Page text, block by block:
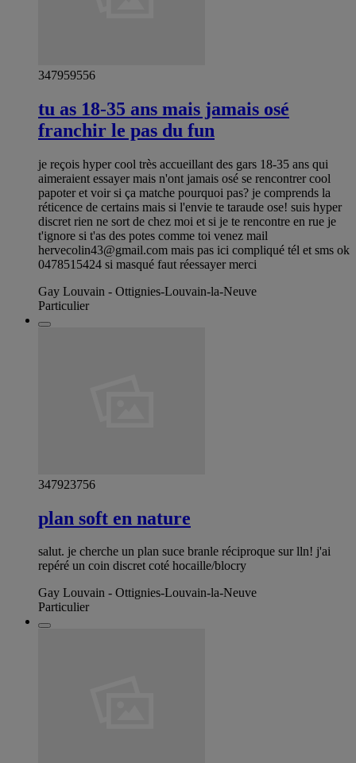
347959556
tu as 18-35 ans mais jamais osé
franchir le pas du fun
je reçois hyper cool très accueillant des gars 18-35 ans qui
aimeraient essayer mais n'ont jamais osé se rencontrer cool
papoter et voir si ça matche pourquoi pas? je comprends la
réticence de certains mais si l'envie te taraude ose! suis hyper
discret rien ne sort de chez moi et si je te rencontre en rue je
t'ignore si t'as des potes comme toi venez mail
hervecolin43@gmail.com mais pas ici compliqué tél et sms ok
0478515424 si masqué faut réessayer merci
Gay Louvain - Ottignies-Louvain-la-Neuve
Particulier
347923756
plan soft en nature
salut. je cherche un plan suce branle réciproque sur lln! j'ai
repéré un coin discret coté hocaille/blocry
Gay Louvain - Ottignies-Louvain-la-Neuve
Particulier